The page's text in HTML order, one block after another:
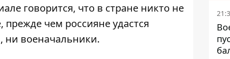
говорится, что в стране никто не
, прежде чем россияне удастся
ни военачальники.